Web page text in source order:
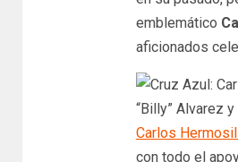
emblemático
aficionados
“Billy” Alvarez
Carlos
con todo el